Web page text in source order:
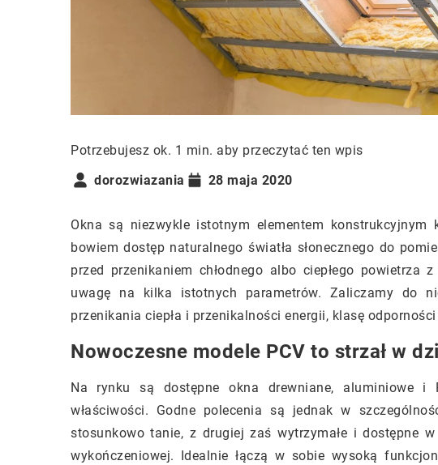
Potrzebujesz ok. 1 min. aby przeczytać ten wpis
dorozwiazania
28 maja 2020
Okna są niezwykle istotnym elementem konstrukcyjnym
bowiem dostęp naturalnego światła słonecznego do
przed przenikaniem chłodnego albo ciepłego
uwagę na kilka istotnych parametrów. Zaliczamy do
przenikania ciepła i przenikalności energii, klasę
Nowoczesne modele PCV to strzał w
Na rynku są dostępne okna drewniane, aluminiowe i
właściwości. Godne polecenia są jednak w
stosunkowo tanie, z drugiej zaś wytrzymałe i dostępne
wykończeniowej. Idealnie łączą w sobie wysoką